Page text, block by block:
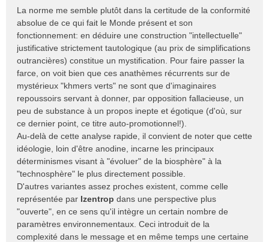
s
s
a
g
e
n
l
u
La norme me semble plutôt dans la certitude de la conformité
absolue de ce qui fait le Monde présent et son
fonctionnement: en déduire une construction "intellectuelle"
justificative strictement tautologique (au prix de simplifications
outrancières) constitue un mystification. Pour faire passer la
farce, on voit bien que ces anathèmes récurrents sur de
mystérieux "khmers verts" ne sont que d'imaginaires
repoussoirs servant à donner, par opposition fallacieuse, un
peu de substance à un propos inepte et égotique (d'où, sur
ce dernier point, ce titre auto-promotionnel!).
Au-delà de cette analyse rapide, il convient de noter que cette
idéologie, loin d'être anodine, incarne les principaux
déterminismes visant à "évoluer" de la biosphère" à la
"technosphère" le plus directement possible.
D'autres variantes assez proches existent, comme celle
représentée par Izentrop dans une perspective plus
"ouverte", en ce sens qu'il intègre un certain nombre de
paramètres environnementaux. Ceci introduit de la
complexité dans le message et en même temps une certaine